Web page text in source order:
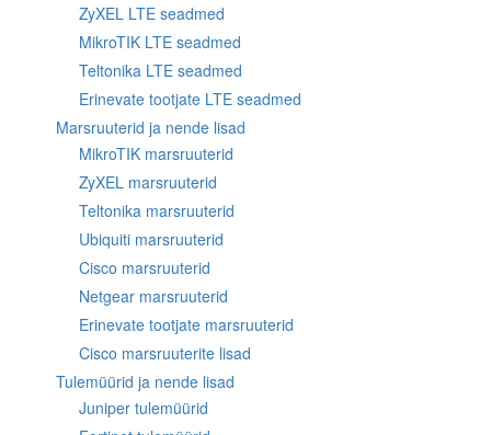
ZyXEL LTE seadmed
MikroTIK LTE seadmed
Teltonika LTE seadmed
Erinevate tootjate LTE seadmed
Marsruuterid ja nende lisad
MikroTIK marsruuterid
ZyXEL marsruuterid
Teltonika marsruuterid
Ubiquiti marsruuterid
Cisco marsruuterid
Netgear marsruuterid
Erinevate tootjate marsruuterid
Cisco marsruuterite lisad
Tulemüürid ja nende lisad
Juniper tulemüürid